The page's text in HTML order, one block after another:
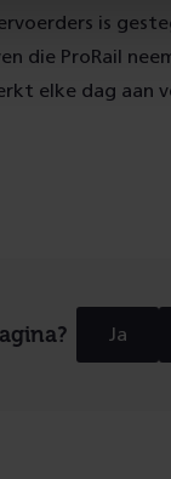
is
die ProRail
elke dag aan
Ja